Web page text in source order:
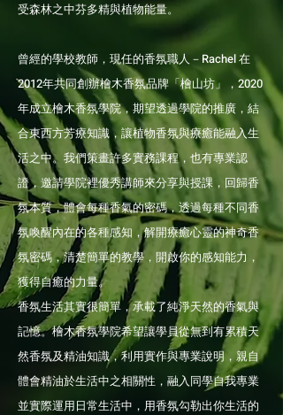
受森林之中芬多精與植物能量。
曾經的學校教師，現任的香氛職人－Rachel 在
2012年共同創辦檜木香氛品牌「檜山坊」，2020
年成立檜木香氛學院，期望透過學院的推廣，結
合東西方芳療知識，讓植物香氛與療癒能融入生
活之中。我們策畫許多實務課程，也有專業認
證，邀請學院裡優秀講師來分享與授課，回歸香
氛本質，體會每種香氣的密碼，透過每種不同香
氛喚醒內在的各種感知，解開療癒心靈的神奇香
氛密碼，清楚簡單的教學，開啟你的感知能力，
獲得自癒的力量。
香氛生活其實很簡單，承載了純淨天然的香氣與
記憶。檜木香氛學院希望讓學員從無到有累積天
然香氛及精油知識，利用實作與專業說明，親自
體會精油於生活中之相關性，融入同學自我專業
並實際運用日常生活中，用香氛勾勒出你生活的